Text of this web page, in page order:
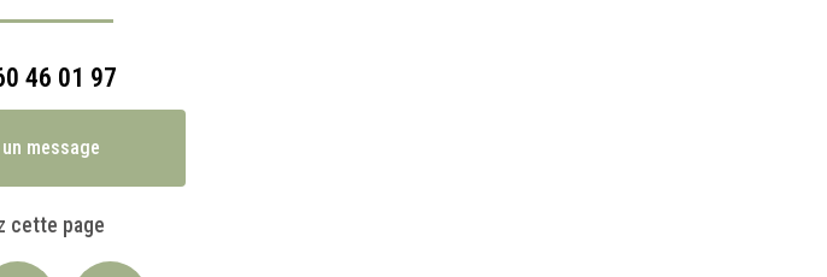
46 01 97
message
cette page